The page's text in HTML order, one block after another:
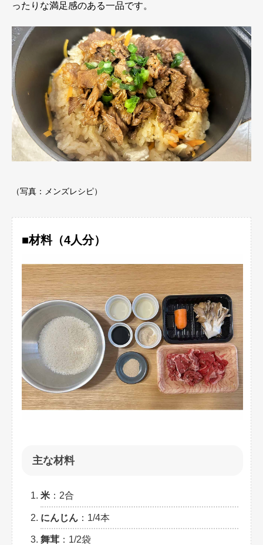
ったりな満足感のある一品です。
（写真：メンズレシピ）
■材料（4人分）
主な材料
米 ：2合
にんじん ：1/4本
舞茸 ：1/2袋